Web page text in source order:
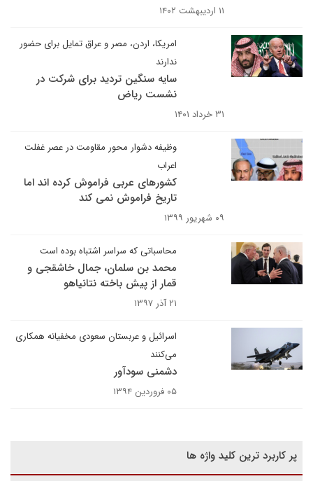
۱۱ اردیبهشت ۱۴۰۲
امریکا، اردن، مصر و عراق تمایل برای حضور
ندارند
سایه سنگین تردید برای شرکت در
نشست ریاض
۳۱ خرداد ۱۴۰۱
وظیفه دشوار محور مقاومت در عصر غفلت
اعراب
کشورهای عربی فراموش کرده اند اما
تاریخ فراموش نمی کند
۰۹ شهریور ۱۳۹۹
محاسباتی که سراسر اشتباه بوده است
محمد بن سلمان، جمال خاشقجی و
قمار از پیش باخته نتانیاهو
۲۱ آذر ۱۳۹۷
اسرائیل و عربستان سعودی مخفیانه همکاری
می‌کنند
دشمنی سودآور
۰۵ فروردین ۱۳۹۴
پر کاربرد ترین کلید واژه ها